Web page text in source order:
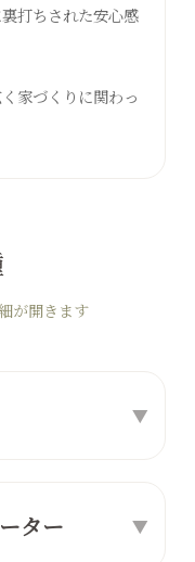
打ちされた安心感
家づくりに関わっ
が開きます
▼
ター ▼